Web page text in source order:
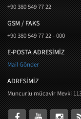
+90 380 549 77 22
GSM / FAKS
+90 380 549 77 22 - 000
E-POSTA ADRESİMİZ
Mail Gönder
ADRESİMİZ
Muncurlu mücavir Mevki